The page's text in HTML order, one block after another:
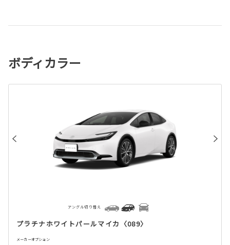
ボディカラー
プラチナホワイトパールマイカ〈089〉
メーカーオプション
アングル切り替え